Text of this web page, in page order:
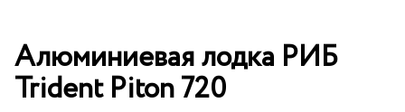
Алюминиевая лодка РИБ
Trident Piton 720